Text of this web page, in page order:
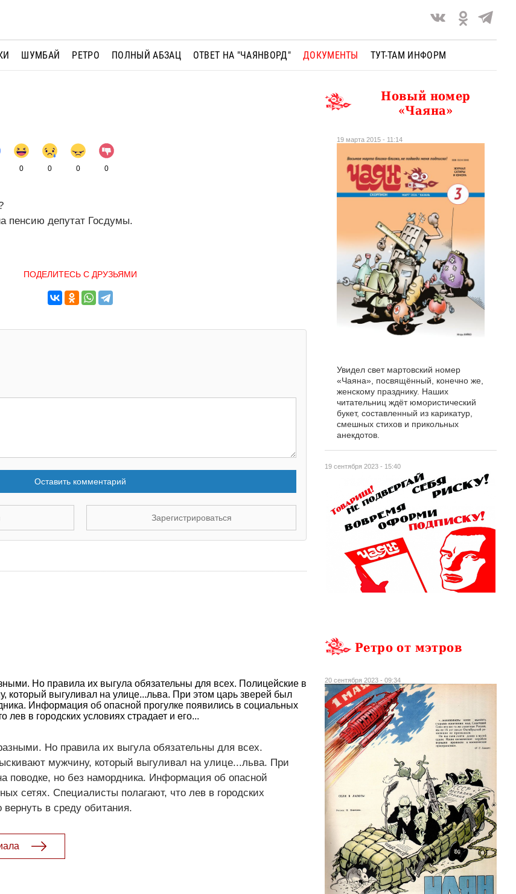
ШУМБАЙ РЕТРО ПОЛНЫЙ АБЗАЦ ОТВЕТ НА "ЧАЯНВОРД" ДОКУМЕНТЫ ТУТ-ТАМ ИНФОРМ
0 0 0 0
пенсию депутат Госдумы.
ПОДЕЛИТЕСЬ С ДРУЗЬЯМИ
Оставить комментарий
Зарегистрироваться
Но правила их выгула обязательны для всех. Полицейские в
который выгуливал на улице...льва. При этом царь зверей был
Информация об опасной прогулке появились в социальных
лев в городских условиях страдает и его...
Но правила их выгула обязательны для всех.
мужчину, который выгуливал на улице...льва. При
поводке, но без намордника. Информация об опасной
сетях. Специалисты полагают, что лев в городских
вернуть в среду обитания.
19 сентября 2023 - 15:40
Новый номер
«Чаяна»
19 марта 2015 - 11:14
Увидел свет мартовский номер
«Чаяна», посвящённый, конечно же,
женскому празднику. Наших
читательниц ждёт юмористический
букет, составленный из карикатур,
смешных стихов и прикольных
анекдотов.
Ретро от мэтров
20 сентября 2023 - 09:34